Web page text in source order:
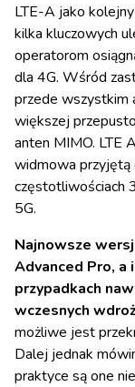
LTE-A jako
kilka kluczowych
operatorom
dla 4G. Wśród
przede wszystkim
większej
anten MIMO. LTE
widmowa przyjętą
częstotliwościach
5G.
Najnowsze
Advanced Pro, a
przypadkach
wczesnych
możliwe jest
Dalej jednak
praktyce są one